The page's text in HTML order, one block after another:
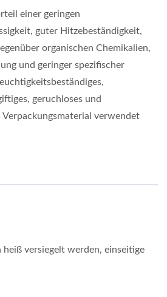
einer geringen
guter Hitzebeständigkeit,
organischen Chemikalien,
und geringer spezifischer
geruchloses und
Verpackungsmaterial verwendet
heiß versiegelt werden, einseitige